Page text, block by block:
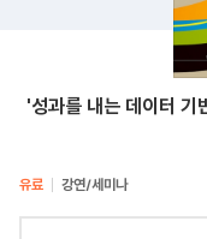
'성과를 내는 데이터
유료 강연/세미나